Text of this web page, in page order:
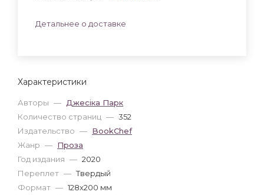
Характеристики
Авторы — Джесіка Парк
Количество страниц — 352
Издательство — BookChef
Жанр — Проза
Год издания — 2020
Переплет — Твердый
Формат — 128x200 мм
Детальнее о доставке